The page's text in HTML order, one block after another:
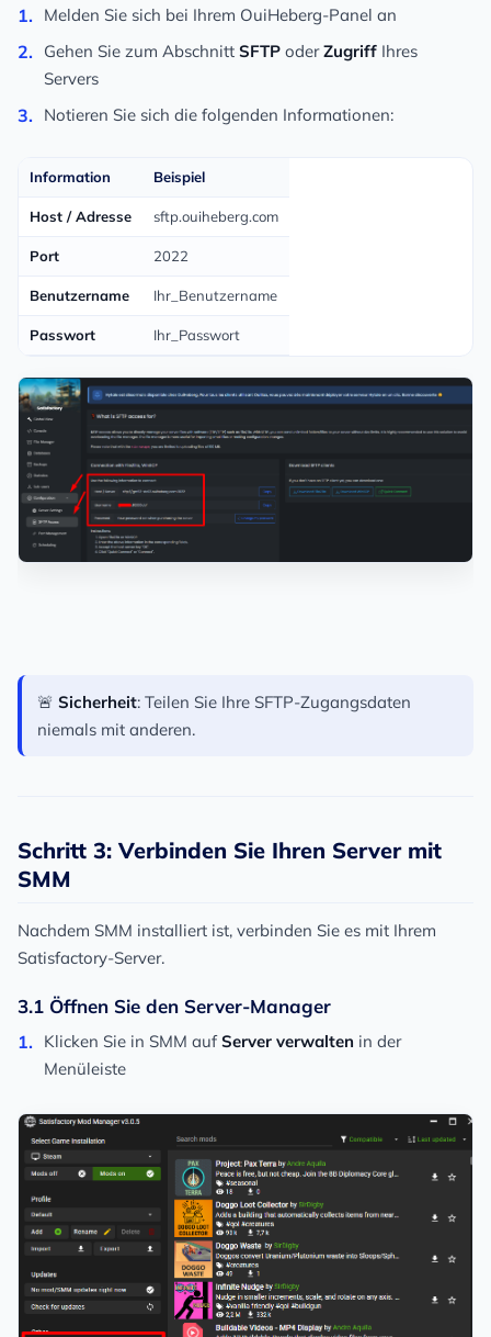
Melden Sie sich bei Ihrem OuiHeberg-Panel an
Gehen Sie zum Abschnitt SFTP oderZugriff Ihres
Servers
Notieren Sie sich die folgenden Informationen:
Information Beispiel
Host / Adresse sftp.ouiheberg.com
Port 2022
Benutzername Ihr_Benutzername
Passwort Ihr_Passwort
🚨 Sicherheit: Teilen Sie Ihre SFTP-Zugangsdaten
niemals mit anderen.
Schritt 3: Verbinden Sie Ihren Server mit
SMM
Nachdem SMM installiert ist, verbinden Sie es mit Ihrem
Satisfactory-Server.
3.1 Öffnen Sie den Server-Manager
Klicken Sie in SMM aufServer verwalten in der
Menüleiste